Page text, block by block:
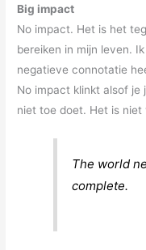
Big impact
No impact. Het is het
bereiken in mijn leven.
negatieve connotatie
No impact klinkt alsof je
niet toe doet. Het is niet
The world
complete.